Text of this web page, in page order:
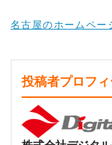
名古屋のホームペー
投稿者プロフ